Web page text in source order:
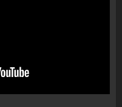
Nano për
fondet publike dhe
pajustifikuar